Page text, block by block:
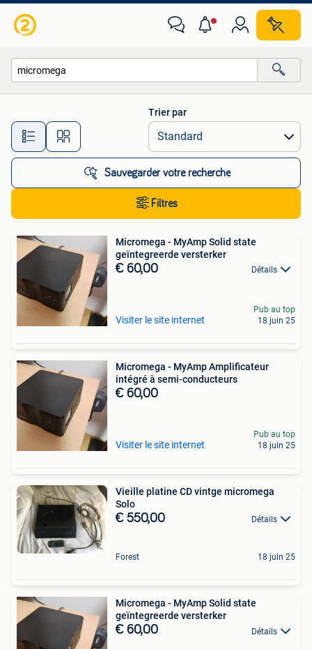
Toutes les distances…
Trier par
Sauvegarder votre recherche
Filtres
Micromega - MyAmp Solid state
geïntegreerde versterker
€ 60,00 Détails
Visiter le site internet
Pub au top
18 juin 25
Micromega - MyAmp Amplificateur
intégré à semi-conducteurs
€ 60,00
Visiter le site internet
Pub au top
18 juin 25
Vieille platine CD vintge micromega
Solo
€ 550,00 Détails
Forest 18 juin 25
Micromega - MyAmp Solid state
geïntegreerde versterker
€ 60,00 Détails